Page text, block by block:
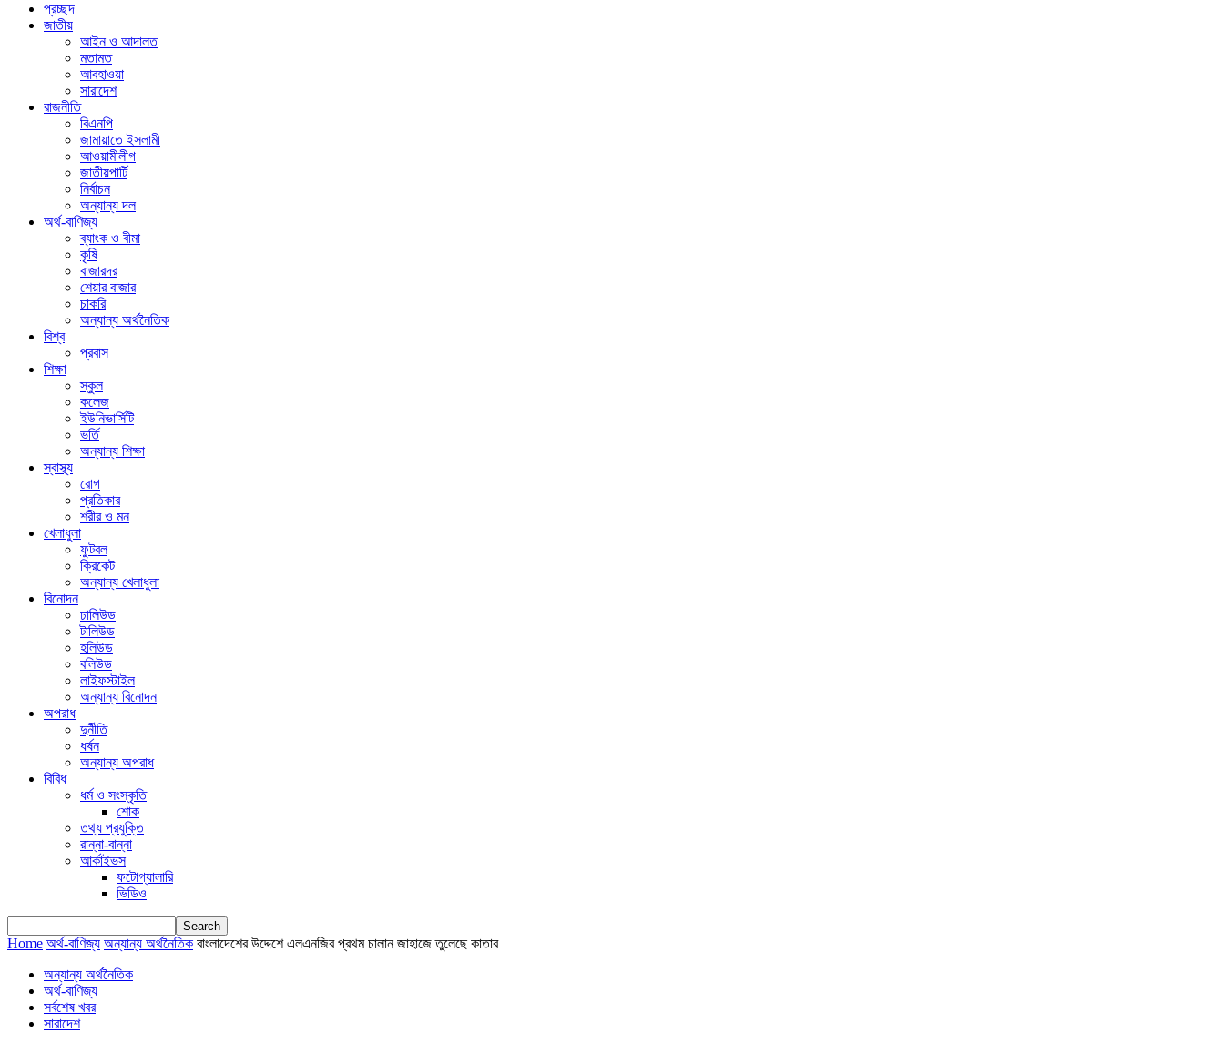
প্রচ্ছদ
জাতীয়
আইন ও আদালত
মতামত
আবহাওয়া
সারাদেশ
রাজনীতি
বিএনপি
জামায়াতে ইসলামী
আওয়ামীলীগ
জাতীয়পার্টি
নির্বাচন
অন্যান্য দল
অর্থ-বাণিজ্য
ব্যাংক ও বীমা
কৃষি
বাজারদর
শেয়ার বাজার
চাকরি
অন্যান্য অর্থনৈতিক
বিশ্ব
প্রবাস
শিক্ষা
স্কুল
কলেজ
ইউনিভার্সিটি
ভর্তি
অন্যান্য শিক্ষা
স্বাস্থ্য
রোগ
প্রতিকার
শরীর ও মন
খেলাধুলা
ফুটবল
ক্রিকেট
অন্যান্য খেলাধুলা
বিনোদন
ঢালিউড
টালিউড
হলিউড
বলিউড
লাইফস্টাইল
অন্যান্য বিনোদন
অপরাধ
দুর্নীতি
ধর্ষন
অন্যান্য অপরাধ
বিবিধ
ধর্ম ও সংস্কৃতি
শোক
তথ্য প্রযুক্তি
রান্না-বান্না
আর্কাইভস
ফটোগ্যালারি
ভিডিও
Home অর্থ-বাণিজ্য অন্যান্য অর্থনৈতিক বাংলাদেশের উদ্দেশে এলএনজির প্রথম চালান জাহাজে তুলেছে কাতার
অন্যান্য অর্থনৈতিক
অর্থ-বাণিজ্য
সর্বশেষ খবর
সারাদেশ